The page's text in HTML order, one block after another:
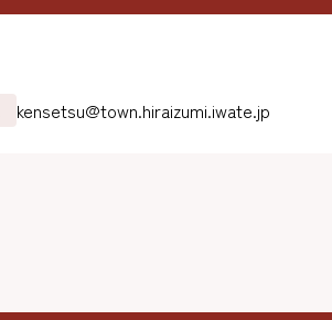
kensetsu@town.hiraizumi.iwate.jp